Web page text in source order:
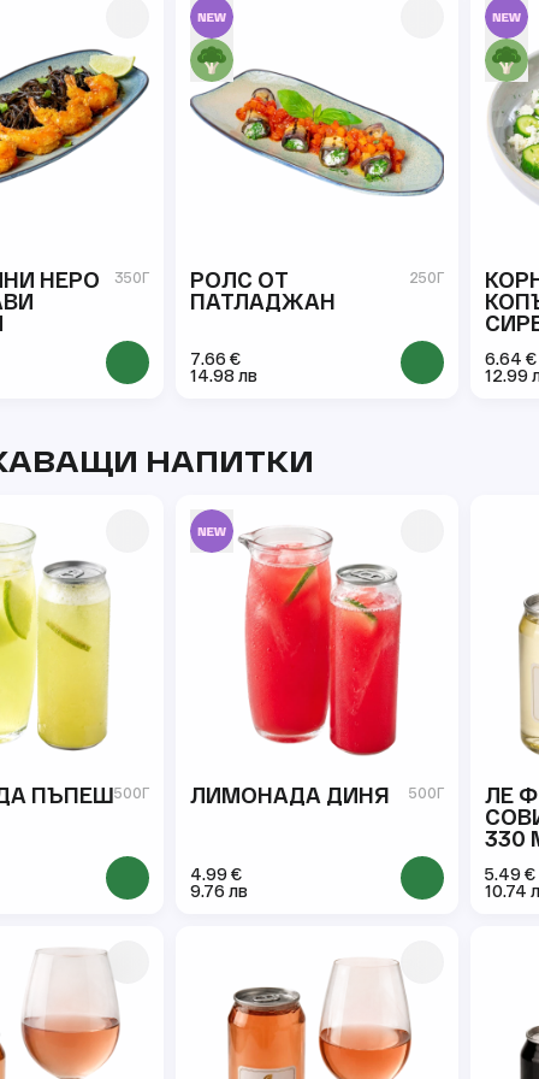
НЕРО
350Г
РОЛС ОТ
ПАТЛАДЖАН
250Г
7.66 €
14.98 лв
6.64 €
12.99
НАПИТКИ
ПЪПЕШ500Г ЛИМОНАДА ДИНЯ 500Г
4.99 €
9.76 лв
ЛЕ
330
5.49 €
10.74